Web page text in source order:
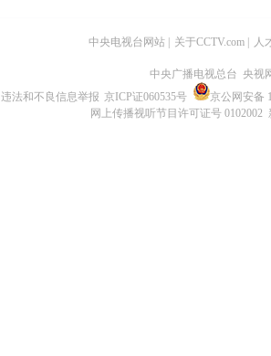
中央电视台网站 关于CCTV.com 人
中央广播电视总台 央视
违法和不良信息举报 京ICP证060535号
京公网安备
网上传播视听节目许可证号 0102002